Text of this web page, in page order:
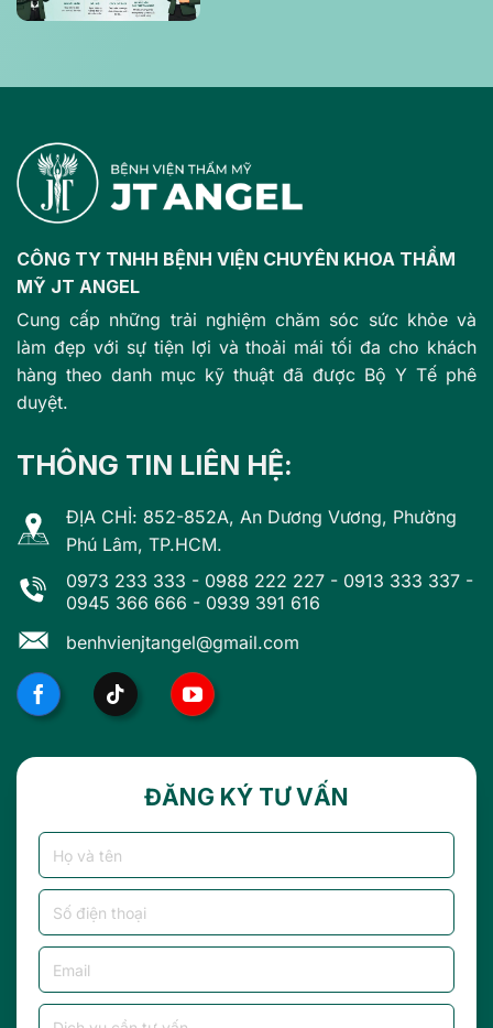
CÔNG TY TNHH BỆNH VIỆN CHUYÊN KHOA THẨM
MỸ JT ANGEL
Cung cấp những trải nghiệm chăm sóc sức khỏe và
làm đẹp với sự tiện lợi và thoải mái tối đa cho khách
hàng theo danh mục kỹ thuật đã được Bộ Y Tế phê
duyệt.
THÔNG TIN LIÊN HỆ:
ĐỊA CHỈ: 852-852A, An Dương Vương, Phường
Phú Lâm, TP.HCM.
0973 233 333 - 0988 222 227 - 0913 333 337 -
0945 366 666 - 0939 391 616
benhvienjtangel@gmail.com
ĐĂNG KÝ TƯ VẤN